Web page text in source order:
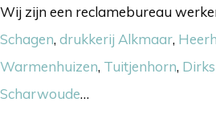
Wij zijn een reclamebureau
Schagen, drukkerij Alkmaar,
Warmenhuizen, Tuitjenhorn,
Scharwoude…